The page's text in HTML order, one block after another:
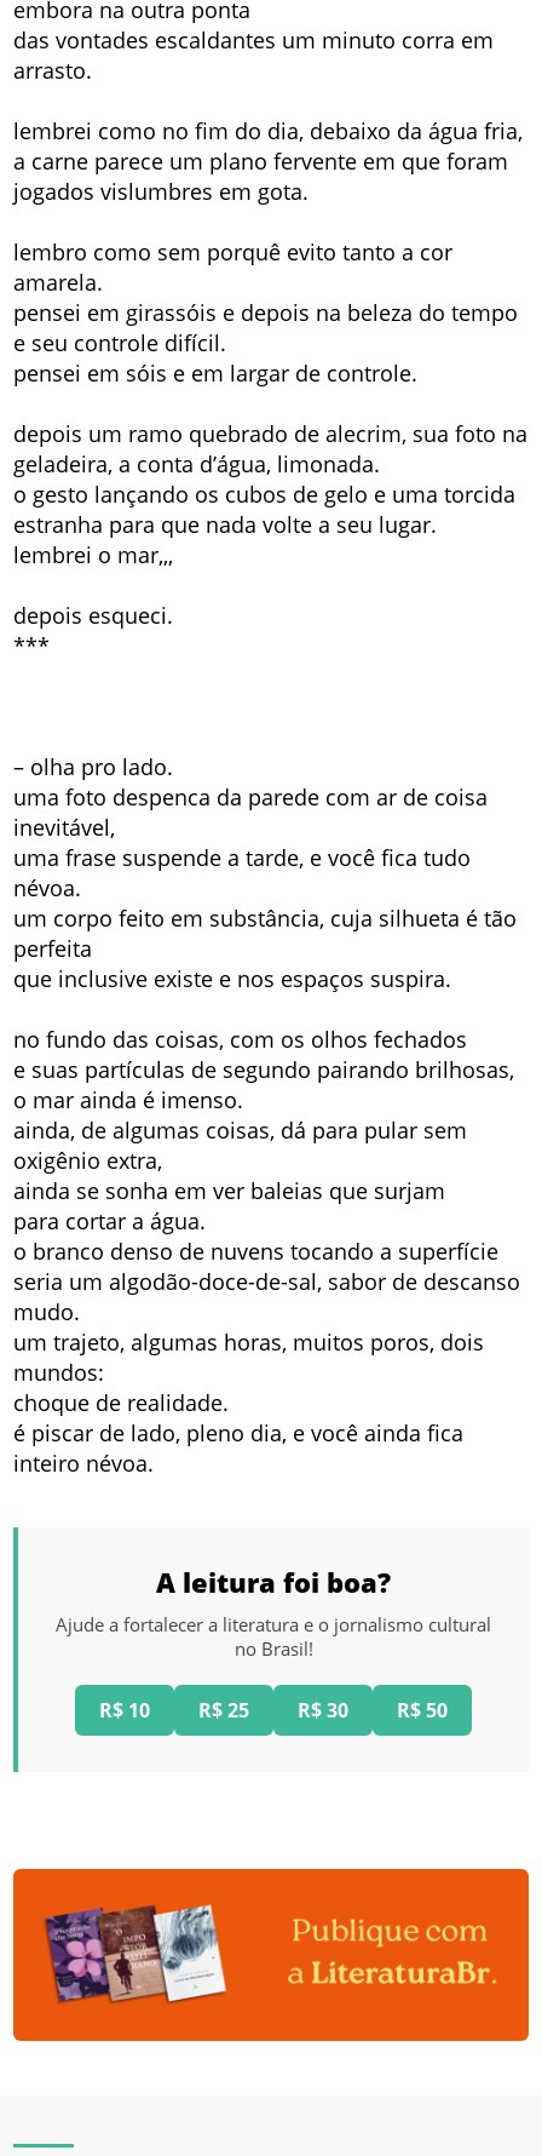
embora na outra ponta
das vontades escaldantes um minuto corra em
arrasto.
lembrei como no fim do dia, debaixo da água fria,
a carne parece um plano fervente em que foram
jogados vislumbres em gota.
lembro como sem porquê evito tanto a cor
amarela.
pensei em girassóis e depois na beleza do tempo
e seu controle difícil.
pensei em sóis e em largar de controle.
depois um ramo quebrado de alecrim, sua foto na
geladeira, a conta d’água, limonada.
o gesto lançando os cubos de gelo e uma torcida
estranha para que nada volte a seu lugar.
lembrei o mar,,,
depois esqueci.
***
– olha pro lado.
uma foto despenca da parede com ar de coisa
inevitável,
uma frase suspende a tarde, e você fica tudo
névoa.
um corpo feito em substância, cuja silhueta é tão
perfeita
que inclusive existe e nos espaços suspira.
no fundo das coisas, com os olhos fechados
e suas partículas de segundo pairando brilhosas,
o mar ainda é imenso.
ainda, de algumas coisas, dá para pular sem
oxigênio extra,
ainda se sonha em ver baleias que surjam
para cortar a água.
o branco denso de nuvens tocando a superfície
seria um algodão-doce-de-sal, sabor de descanso
mudo.
um trajeto, algumas horas, muitos poros, dois
mundos:
choque de realidade.
é piscar de lado, pleno dia, e você ainda fica
inteiro névoa.
A leitura foi boa?
Ajude a fortalecer a literatura e o jornalismo cultural
no Brasil!
R$ 10 R$ 25 R$ 30 R$ 50